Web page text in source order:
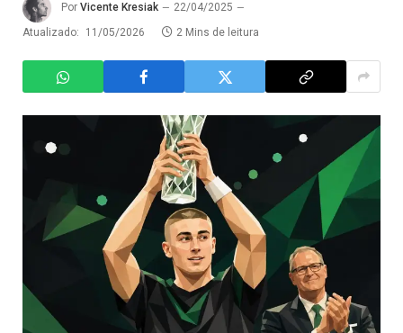
Por Vicente Kresiak
22/04/2025
Atualizado:
11/05/2026 2 Mins de leitura